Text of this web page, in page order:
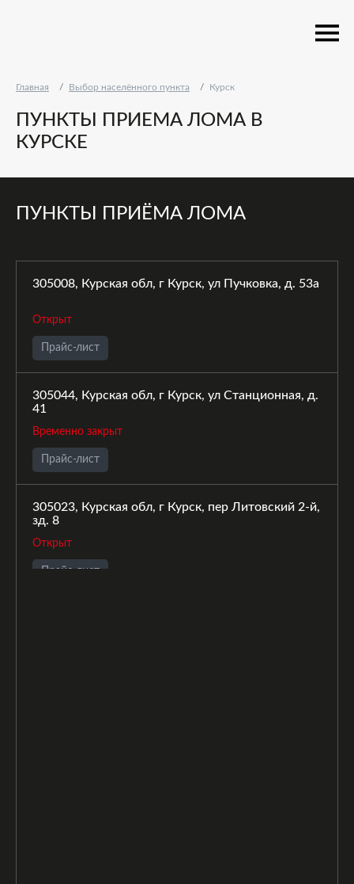
Главная Выбор населённого пункта Курск
ПУНКТЫ ПРИЕМА ЛОМА В
КУРСКЕ
ПУНКТЫ ПРИЁМА ЛОМА
305008, Курская обл, г Курск, ул Пучковка, д. 53а
Открыт
Прайс-лист
305044, Курская обл, г Курск, ул Станционная, д.
41
Временно закрыт
Прайс-лист
305023, Курская обл, г Курск, пер Литовский 2-й,
зд. 8
Открыт
Прайс-лист